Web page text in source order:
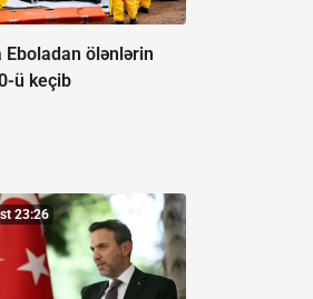
Eboladan ölənlərin
ü keçib
23:26